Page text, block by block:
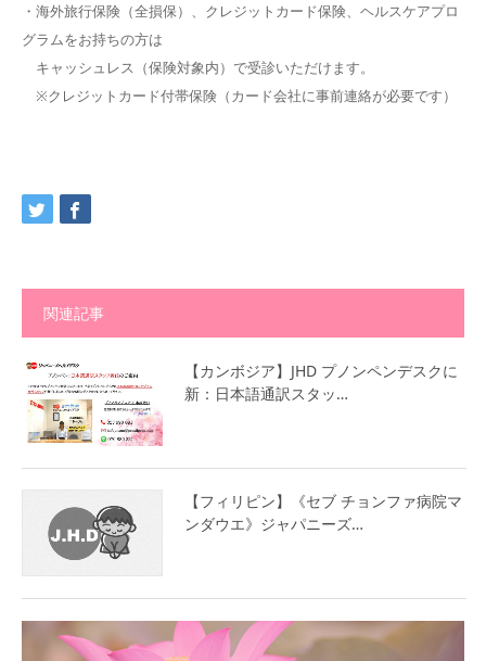
・海外旅行保険（全損保）、クレジットカード保険、ヘルスケアプロ
グラムをお持ちの方は
キャッシュレス（保険対象内）で受診いただけます。
※クレジットカード付帯保険（カード会社に事前連絡が必要です）
関連記事
【カンボジア】JHD プノンペンデスクに
新：日本語通訳スタッ…
【フィリピン】《セブ チョンファ病院マ
ンダウエ》ジャパニーズ…